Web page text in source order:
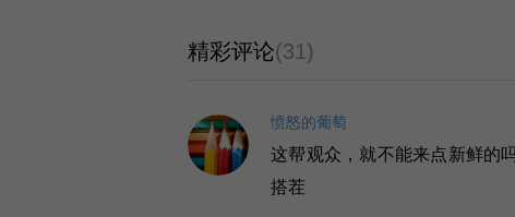
精彩评论(31)
愤怒的葡萄
这帮观众，就不能来点新鲜的
搭茬